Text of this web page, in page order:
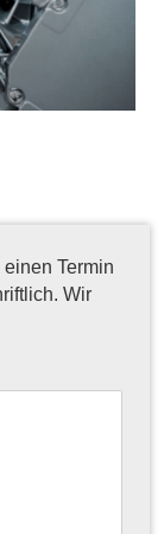
Termin
Wir